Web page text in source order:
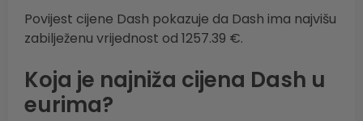
Povijest cijene Dash pokazuje da Dash ima najvišu
zabilježenu vrijednost od 1257.39 €.
Koja je najniža cijena Dash u
eurima?